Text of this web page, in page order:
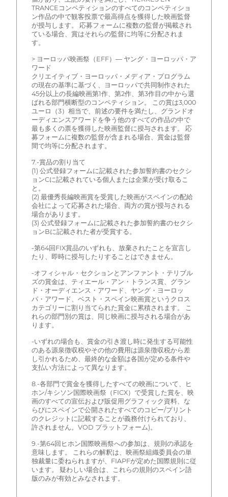
TRANCEコンペティションのすべてのコンペティショ
ン作品の中で観客投票で最高得点を獲得した映画監督
が授与します。 応募フォームに複数の監督が掲載され
ている場合、賞はそれらの監督に均等に分配されま
す。
> ヨーロッパ映画祭（EFF）— ヤング・ヨーロッパ・ア
ワード
クリエイティブ・ヨーロッパ・メディア・プログラム
の現在の基準に基づく、ヨーロッパで共同制作された
45分以上の長編映画第1作、第2作、第3作目の中から選
ばれる部門横断型のコンペティション。 この賞は3,000
ユーロ（3）相当で、前述の要件を満たし、グランドオ
ーディエンスアワードを争う他のすべての作品の中で
最も多くの票を獲得した映画監督に授与されます。 応
募フォームに複数の監督が含まれる場合、賞金は監督
間で均等に分配されます。
7.-賞品の割り当て
(1) 公式登録フォームに記載された参加誓約書のセクシ
ョンCに記載されている個人または企業が受け取るこ
と。
(2) 最優秀長編映画賞を受賞した映画がスペインの配給
会社によって応募された場合、両方の賞が授与される
場合があります。
(3) 公式登録フォームに記載された参加誓約書のセクシ
ョンBに記載された者が受賞する。
-第64回FIX賞品のいずれも、放棄されたことを宣言し
たり、即時に授与したりすることはできません。
-オフィシャル・セクションとアンファント・テリブル
ズの賞金は、ティエール・アン・トランス賞、グラン
ド・オーディエンス・アワード、ヤング・ヨーロッ
パ・アワード、ベスト・スペイン映画賞というクロス
カテゴリーに割り当てられた賞金に累積されます。 こ
れらの部門別の賞は、同じ映画に授与される場合があ
ります。
-いずれの場合も、賞金の引き渡し時に発生する可能性
のある源泉徴収税やその他の費用は源泉徴収税から差
し引かれるため、最終的な金額は各国が定める条件や
支払い方法によって異なります。
8.-各部門で賞金を獲得したすべての映画について、ヒ
ホン/キシソン国際映画祭（FICX）で受賞した賞を、映
画のすべての宣伝および販促用グラフィック資料、な
らびにスペインで公開されたすべてのコピー/プリント
のクレジットに記載することが義務付けられており、
許されません。VOD プラットフォーム)。
9.-第64回ヒホン国際映画祭への参加は、規則の承認を
意味します。 これらの解釈は、映画祭組織委員会の単
独裁量に委ねられますが、FIAPFが定めた国際規則に従
います。 疑わしい場合は、これらの規則のスペイン語
版のみが有効とみなされます。